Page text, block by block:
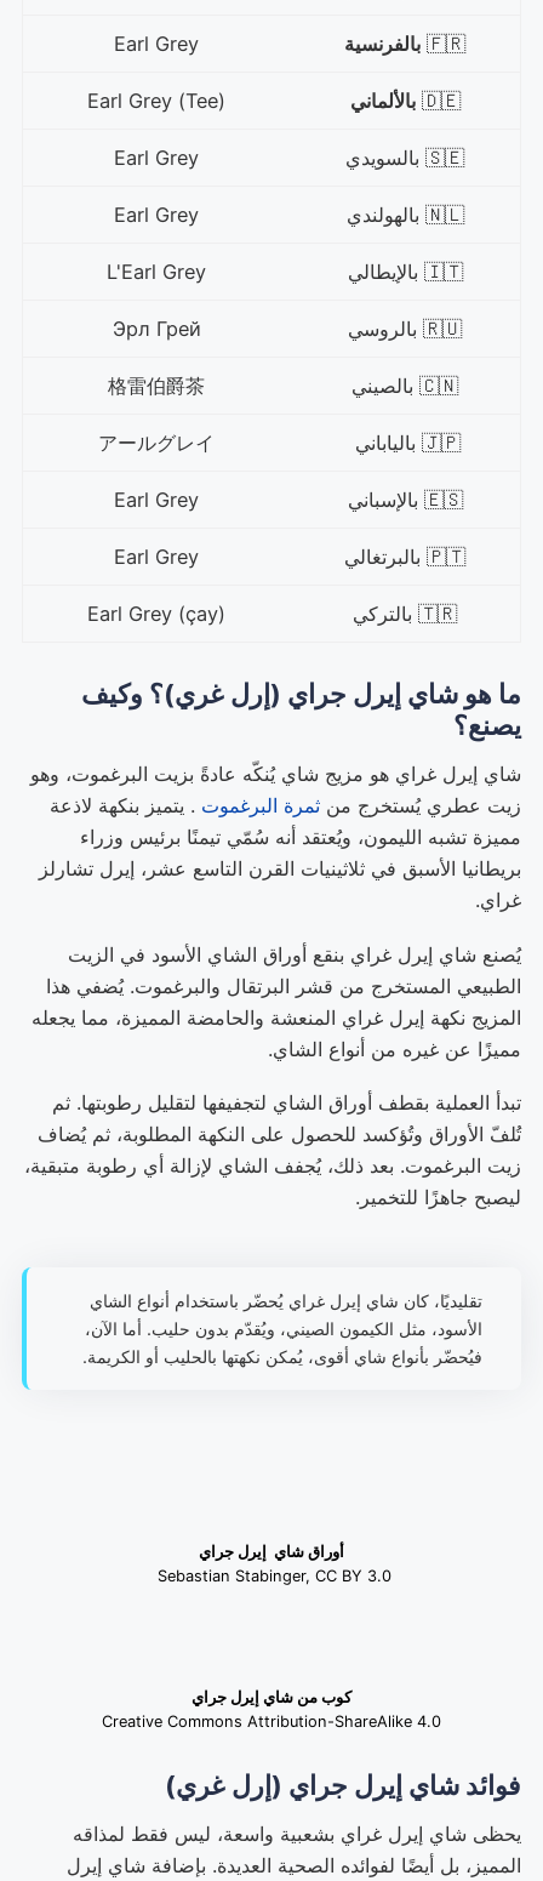
🇫🇷 بالفرنسية
🇩🇪 بالألماني
🇸🇪 بالسويدي
🇳🇱 بالهولندي
🇮🇹 بالإيطالي
🇷🇺 بالروسي
🇨🇳 بالصيني
🇯🇵 بالياباني
🇪🇸 بالإسباني
🇵🇹 بالبرتغالي
🇹🇷 بالتركي
ما هو شاي إيرل جراي (إرل غري)؟ وكيف
يصنع؟
شاي إيرل غراي هو مزيج شاي يُنكّه عادةً بزيت البرغموت، وهو
زيت عطري يُستخرج من ثمرة البرغموت . يتميز بنكهة لاذعة
مميزة تشبه الليمون، ويُعتقد أنه سُمّي تيمنًا برئيس وزراء
بريطانيا الأسبق في ثلاثينيات القرن التاسع عشر، إيرل تشارلز
غراي.
يُصنع شاي إيرل غراي بنقع أوراق الشاي الأسود في الزيت
الطبيعي المستخرج من قشر البرتقال والبرغموت. يُضفي هذا
المزيج نكهة إيرل غراي المنعشة والحامضة المميزة، مما يجعله
مميزًا عن غيره من أنواع الشاي.
تبدأ العملية بقطف أوراق الشاي لتجفيفها لتقليل رطوبتها. ثم
تُلفّ الأوراق وتُؤكسد للحصول على النكهة المطلوبة، ثم يُضاف
زيت البرغموت. بعد ذلك، يُجفف الشاي لإزالة أي رطوبة متبقية،
ليصبح جاهزًا للتخمير.
تقليديًا، كان شاي إيرل غراي يُحضّر باستخدام أنواع الشاي
الأسود، مثل الكيمون الصيني، ويُقدّم بدون حليب. أما الآن،
فيُحضّر بأنواع شاي أقوى، يُمكن نكهتها بالحليب أو الكريمة.
أوراق شاي إيرل جراي
Sebastian Stabinger, CC BY 3.0
كوب من شاي إيرل جراي
Creative Commons Attribution-ShareAlike 4.0
فوائد شاي إيرل جراي (إرل غري)
يحظى شاي إيرل غراي بشعبية واسعة، ليس فقط لمذاقه
المميز، بل أيضًا لفوائده الصحية العديدة. بإضافة شاي إيرل